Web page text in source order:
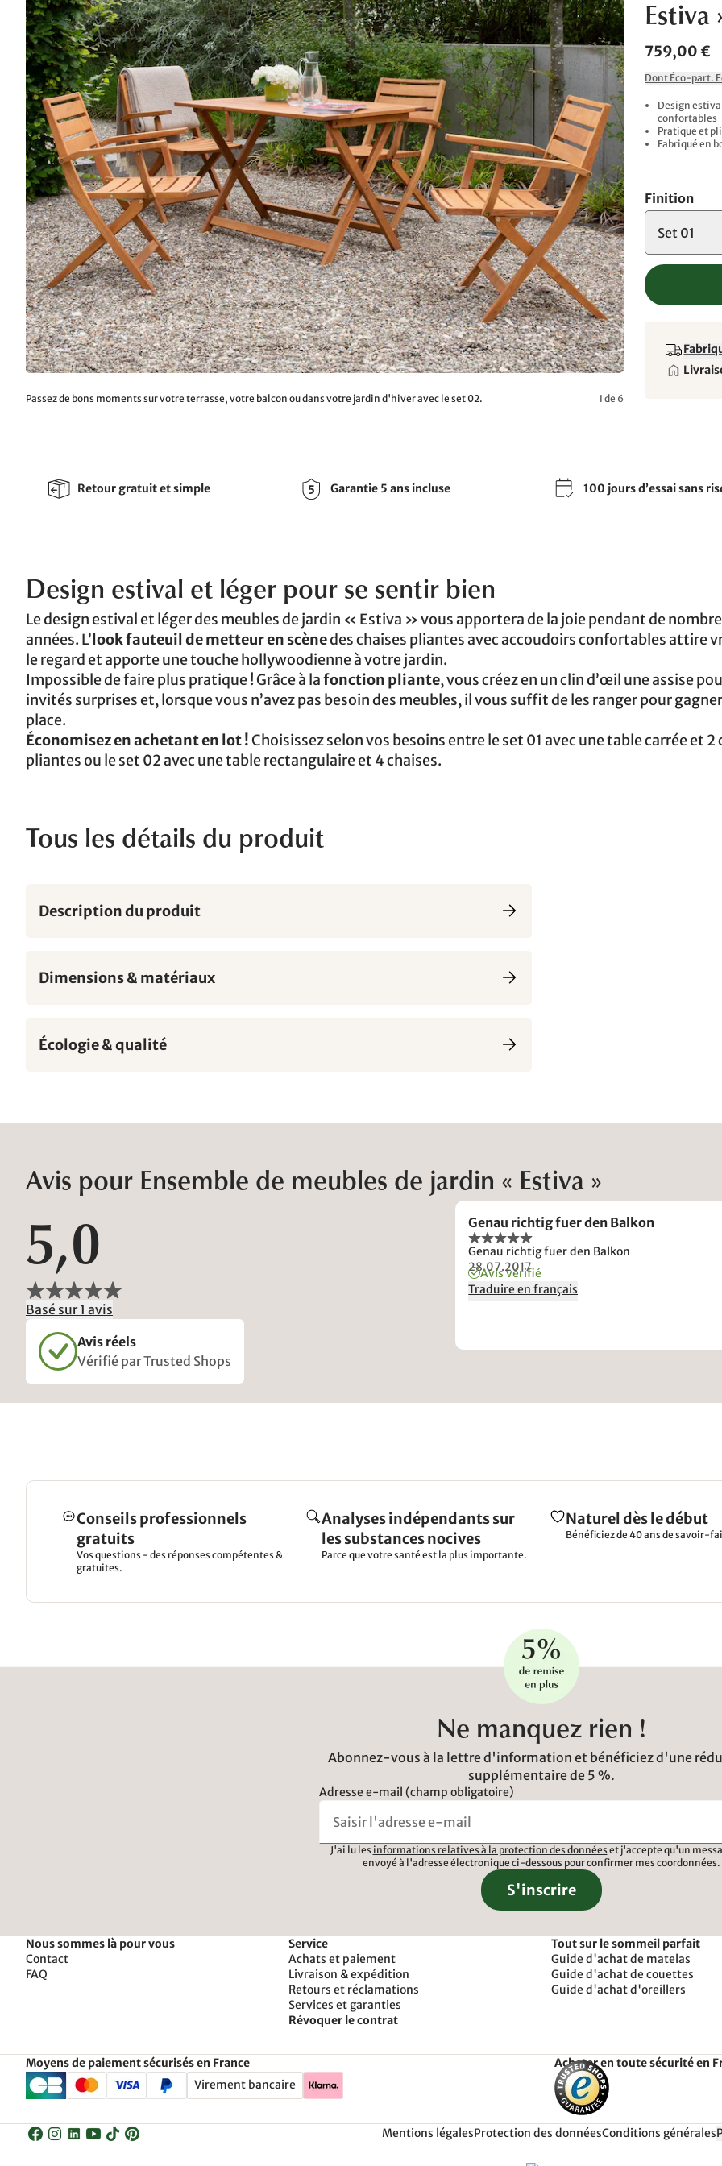
Passez de bons moments sur votre terrasse, votre balcon ou dans votre jardin d'hiver avec le set 02. 1 de 6
Estiva
759,00 €
Dont Éco-part.
Design
confortables
Pratique et
Fabriqué en
Finition
Set 01
Retour gratuit et simple Garantie 5 ans incluse 100 jours d’essai sans
Design estival et léger pour se sentir bien
Le design estival et léger des meubles de jardin « Estiva » vous apportera de la joie pendant de
années. L’look fauteuil de metteur en scènedes chaises pliantes avec accoudoirs confortables attire
le regard et apporte une touche hollywoodienne à votre jardin.
Impossible de faire plus pratique ! Grâce à lafonction pliante, vous créez en un clin d’œil une assise
invités surprises et, lorsque vous n’avez pas besoin des meubles, il vous suffit de les ranger pour
place.
Économisez en achetant en lot !Choisissez selon vos besoins entre le set 01 avec une table carrée et 2
pliantes ou le set 02 avec une table rectangulaire et 4 chaises.
Tous les détails du produit
Description du produit
Dimensions & matériaux
Écologie & qualité
Avis pour Ensemble de meubles de jardin « Estiva »
5,0
Basé sur 1 avis
Avis réels
Vérifié par Trusted Shops
Genau richtig fuer den Balkon
Genau richtig fuer den Balkon
28.07.2017
Avis vérifié
Traduire en français
Conseils professionnels
gratuits
Vos questions - des réponses compétentes &
gratuites.
Analyses indépendants sur
les substances nocives
Parce que votre santé est la plus importante.
Naturel dès le début
Bénéficiez de 40 ans de savoir-
Ne manquez rien !
Abonnez-vous à la lettre d'information et bénéficiez d'une
supplémentaire de 5 %.
Adresse e-mail (champ obligatoire)
J'ai lu les informations relatives à la protection des données et j'accepte qu'un
envoyé à l'adresse électronique ci-dessous pour confirmer mes coordonnées.
S'inscrire
Nous sommes là pour vous
Contact
FAQ
Service
Achats et paiement
Livraison & expédition
Retours et réclamations
Services et garanties
Révoquer le contrat
Tout sur le sommeil parfait
Guide d'achat de matelas
Guide d'achat de couettes
Guide d'achat d'oreillers
Moyens de paiement sécurisés en France
Virement bancaire
Acheter en toute sécurité en
Mentions légalesProtection des donnéesConditions générales